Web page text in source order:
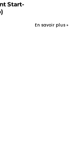
Start-
En savoir plus »